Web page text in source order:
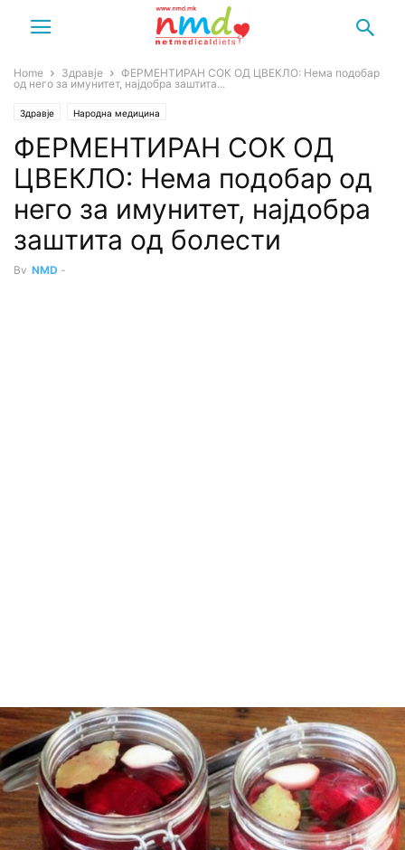
Home Здравје
ФЕРМЕНТИРАН СОК ОД ЦВЕКЛО: Нема подобар
од него за имунитет, најдобра заштита...
Здравје Народна медицина
ФЕРМЕНТИРАН СОК ОД
ЦВЕКЛО: Нема подобар од
него за имунитет, најдобра
заштита од болести
By NMD -